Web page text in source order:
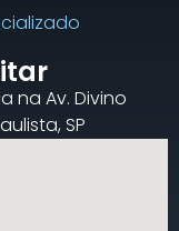
na Av. Divino
SP